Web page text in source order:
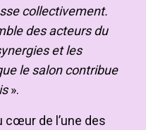
collectivement.
des acteurs du
et les
le salon contribue
».
cœur de l’une des